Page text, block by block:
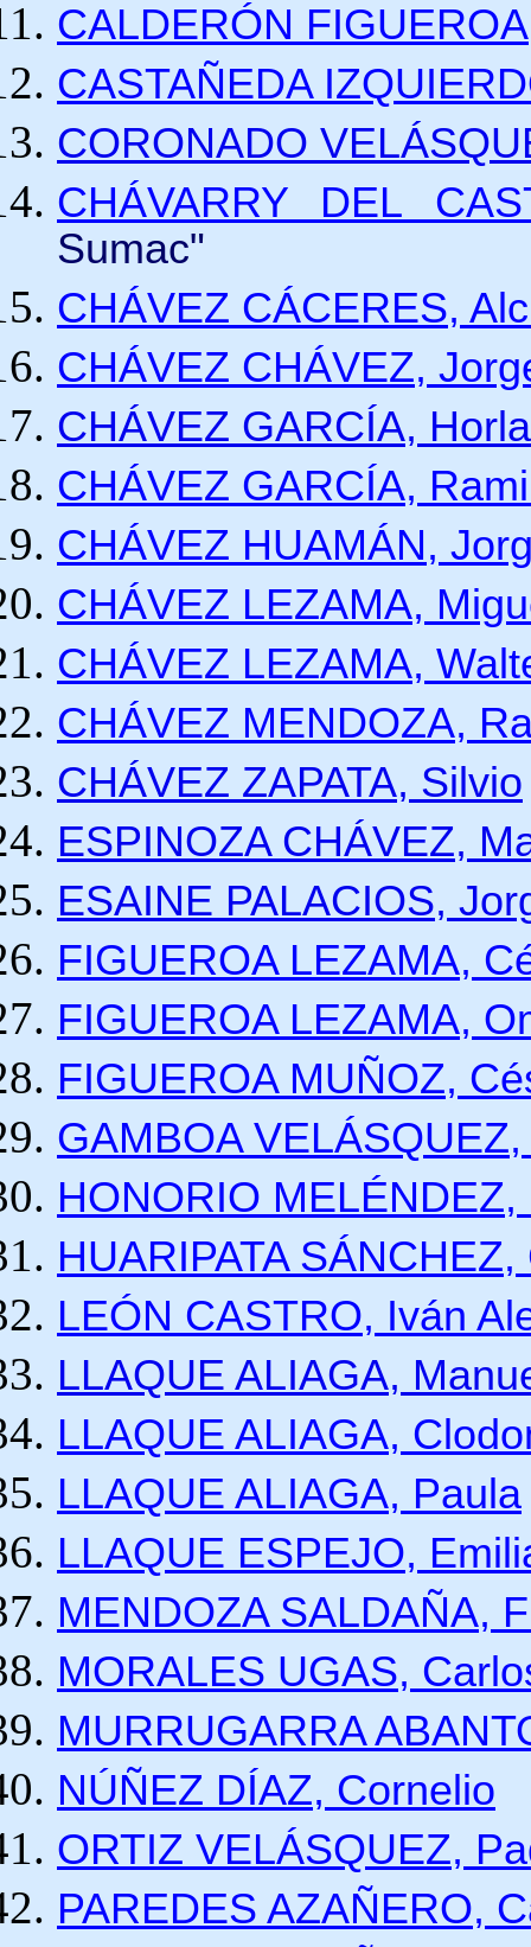
CALDERÓN
CASTAÑEDA
CORONADO
CHÁVARRY DEL
Sumac"
CHÁVEZ CÁCERES,
CHÁVEZ CHÁVEZ,
CHÁVEZ GARCÍA,
CHÁVEZ GARCÍA,
CHÁVEZ HUAMÁN,
CHÁVEZ LEZAMA,
CHÁVEZ LEZAMA,
CHÁVEZ MENDOZA,
CHÁVEZ ZAPATA, Silvio
ESPINOZA CHÁVEZ,
ESAINE PALACIOS,
FIGUEROA LEZAMA,
FIGUEROA LEZAMA,
FIGUEROA MUÑOZ,
GAMBOA
HONORIO
HUARIPATA
LEÓN CASTRO, Iván
LLAQUE ALIAGA,
LLAQUE ALIAGA,
LLAQUE ALIAGA, Paula
LLAQUE ESPEJO,
MENDOZA SALDAÑA,
MORALES UGAS,
MURRUGARRA
NÚÑEZ DÍAZ, Cornelio
ORTIZ VELÁSQUEZ,
PAREDES AZAÑERO,